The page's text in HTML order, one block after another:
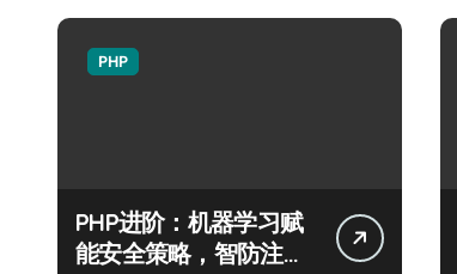
PHP
PHP进阶：机器学习赋
能安全策略，智防注入